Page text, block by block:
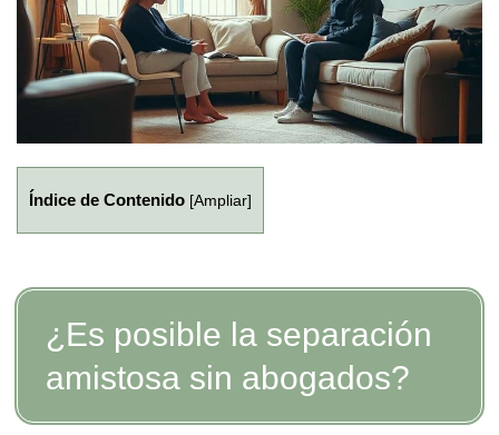
Índice de Contenido [Ampliar]
¿Es posible la separación
amistosa sin abogados?